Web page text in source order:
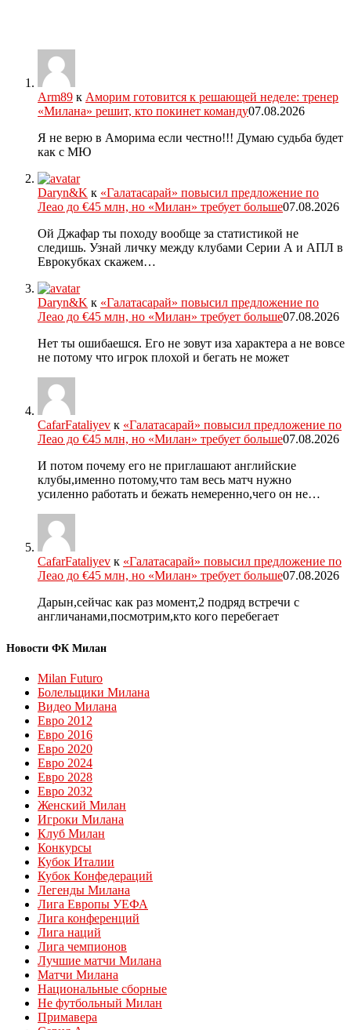
Arm89 к Аморим готовится к решающей неделе: тренер
«Милана» решит, кто покинет команду07.08.2026
Я не верю в Аморима если честно!!! Думаю судьба будет
как с МЮ
Daryn&K к «Галатасарай» повысил предложение по
Леао до €45 млн, но «Милан» требует больше07.08.2026
Ой Джафар ты походу вообще за статистикой не
следишь. Узнай личку между клубами Серии А и АПЛ в
Еврокубках скажем…
Daryn&K к «Галатасарай» повысил предложение по
Леао до €45 млн, но «Милан» требует больше07.08.2026
Нет ты ошибаешся. Его не зовут иза характера а не вовсе
не потому что игрок плохой и бегать не может
CafarFataliyev к «Галатасарай» повысил предложение по
Леао до €45 млн, но «Милан» требует больше07.08.2026
И потом почему его не приглашают английские
клубы,именно потому,что там весь матч нужно
усиленно работать и бежать немеренно,чего он не…
CafarFataliyev к «Галатасарай» повысил предложение по
Леао до €45 млн, но «Милан» требует больше07.08.2026
Дарын,сейчас как раз момент,2 подряд встречи с
англичанами,посмотрим,кто кого перебегает
Новости ФК Милан
Milan Futuro
Болельщики Милана
Видео Милана
Евро 2012
Евро 2016
Евро 2020
Евро 2024
Евро 2028
Евро 2032
Женский Милан
Игроки Милана
Клуб Милан
Конкурсы
Кубок Италии
Кубок Конфедераций
Легенды Милана
Лига Европы УЕФА
Лига конференций
Лига наций
Лига чемпионов
Лучшие матчи Милана
Матчи Милана
Национальные сборные
Не футбольный Милан
Примавера